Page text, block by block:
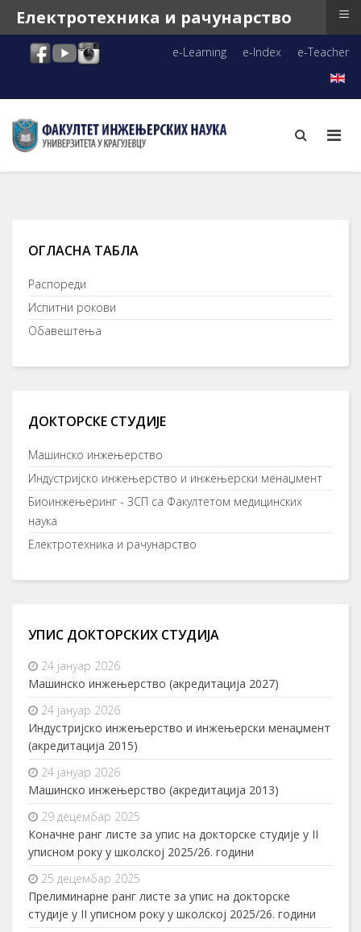
e-Learning e-Index e-Teacher
ОГЛАСНА ТАБЛА
Распореди
Испитни рокови
Обавештења
ДОКТОРСКЕ СТУДИЈЕ
Mашинско инжењерство
Индустријско инжењерство и инжењерски менаџмент
Биоинжењеринг - ЗСП са Факултетом медицинских
наука
Електротехника и рачунарство
УПИС ДОКТОРСКИХ СТУДИЈА
24 јануар 2026
Машинско инжењерство (акредитација 2027)
24 јануар 2026
Индустријско инжењерство и инжењерски менаџмент
(акредитација 2015)
24 јануар 2026
Машинско инжењерство (акредитација 2013)
29 децембар 2025
Коначне ранг листе за упис на докторске студије у II
уписном року у школској 2025/26. години
25 децембар 2025
Прелиминарне ранг листе за упис на докторске
студије у II уписном року у школској 2025/26. години
Електротехника и рачунарство ≡